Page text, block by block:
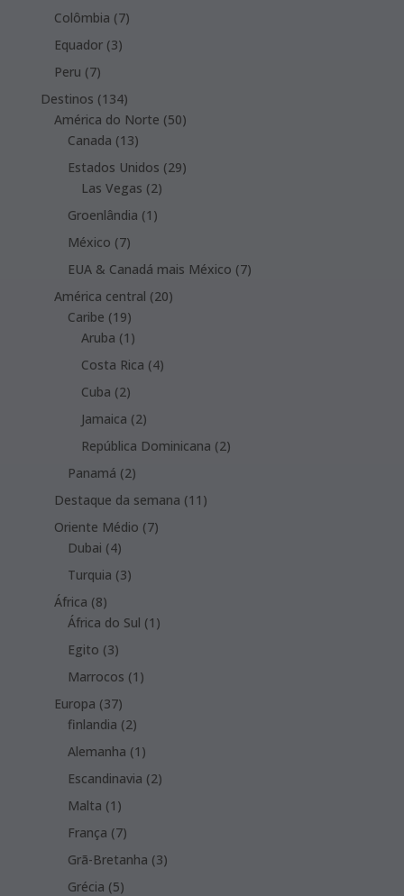
products
Colômbia 77
Equador 33
Peru 77
products
Destinos 134134
products
América do Norte 5050
Canada 1313
products
Estados Unidos 2929
Las Vegas 22
Groenlândia 1 1
México 77
products
EUA & Canadá mais México 77
América central 2020
Caribe 1919
products
Aruba 1 1
product
Costa Rica 44
Cuba 22
products
Jamaica 22
products
República Dominicana 22
Panamá 22
Destaque da semana 11 11
Oriente Médio 77
Dubai 44
products
Turquia 33
África 88
products
África do Sul 1 1
Egito 33
products
Marrocos 1 1
Europa 3737
products
finlandia 22
products
Alemanha 1 1
product
Escandinavia 22
Malta 1 1
product
França 77
products
Grã-Bretanha 33
Grécia 55